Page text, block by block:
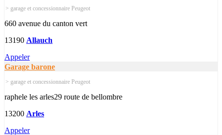
> garage et concessionnaire Peugeot
660 avenue du canton vert
13190 Allauch
Appeler
Garage barone
> garage et concessionnaire Peugeot
raphele les arles29 route de bellombre
13200 Arles
Appeler